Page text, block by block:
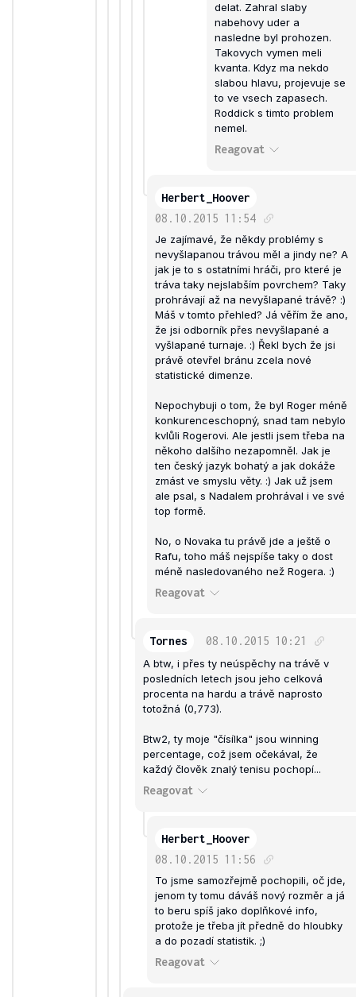
delat. Zahral slaby
nabehovy uder a
nasledne byl prohozen.
Takovych vymen meli
kvanta. Kdyz ma nekdo
slabou hlavu, projevuje se
to ve vsech zapasech.
Roddick s timto problem
nemel.
Reagovat
Herbert_Hoover
08.10.2015 11:54
Je zajímavé, že někdy problémy s
nevyšlapanou trávou měl a jindy ne? A
jak je to s ostatními hráči, pro které je
tráva taky nejslabším povrchem? Taky
prohrávají až na nevyšlapané trávě? :)
Máš v tomto přehled? Já věřím že ano,
že jsi odborník přes nevyšlapané a
vyšlapané turnaje. :) Řekl bych že jsi
právě otevřel bránu zcela nové
statistické dimenze.
Nepochybuji o tom, že byl Roger méně
konkurenceschopný, snad tam nebylo
kvlůli Rogerovi. Ale jestli jsem třeba na
někoho dalšího nezapomněl. Jak je
ten český jazyk bohatý a jak dokáže
zmást ve smyslu věty. :) Jak už jsem
ale psal, s Nadalem prohrával i ve své
top formě.
No, o Novaka tu právě jde a ještě o
Rafu, toho máš nejspíše taky o dost
méně nasledovaného než Rogera. :)
Reagovat
Tornes 08.10.2015 10:21
A btw, i přes ty neúspěchy na trávě v
posledních letech jsou jeho celková
procenta na hardu a trávě naprosto
totožná (0,773).
Btw2, ty moje "čísílka" jsou winning
percentage, což jsem očekával, že
každý člověk znalý tenisu pochopí...
Reagovat
Herbert_Hoover
08.10.2015 11:56
To jsme samozřejmě pochopili, oč jde,
jenom ty tomu dáváš nový rozměr a já
to beru spíš jako doplňkové info,
protože je třeba jít předně do hloubky
a do pozadí statistik. ;)
Reagovat